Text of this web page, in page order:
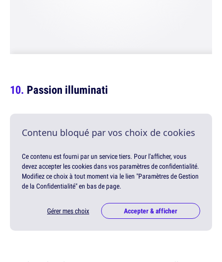
Passion illuminati
Contenu bloqué par vos choix de cookies
Ce contenu est fourni par un service tiers. Pour l'afficher, vous
devez accepter les cookies dans vos paramètres de confidentialité.
Modifiez ce choix à tout moment via le lien "Paramètres de Gestion
de la Confidentialité" en bas de page.
Gérer mes choix Accepter & afficher